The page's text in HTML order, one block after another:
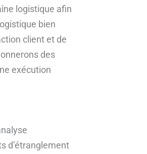
logistique afin
bien
client et de
des
exécution
d’étranglement